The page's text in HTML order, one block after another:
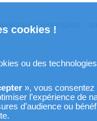
cookies !
ou des
», vous consentez
l’expérience de
d’audience ou
incomplète :